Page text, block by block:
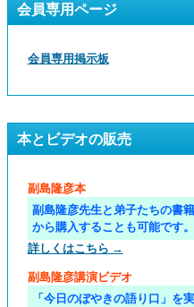
会員専用ページ
会員専用掲示板
本とビデオの販売
副島隆彦本
副島隆彦先生と弟子たちの書
から購入することも可能です。
詳しくはこちら →
副島隆彦講演ビデオ
「今日のぼやきの語り口」を